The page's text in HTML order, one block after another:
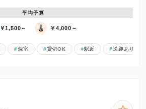
平均予算
￥1,500～ ￥4,000～
個室 貸切OK 駅近 送迎あり